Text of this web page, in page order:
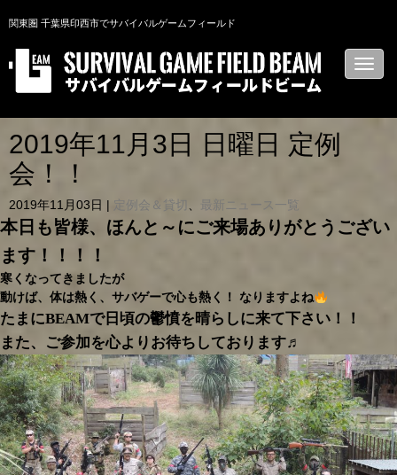
関東圏 千葉県印西市でサバイバルゲームフィールド
N
a
g
2019年11月3日 日曜日 定例
会！！
2019年11月03日 定例会＆貸切 、 最新ニュース一覧
本日も皆様、ほんと～にご来場ありがとうござい
ます！！！！
寒くなってきましたが
動けば、体は熱く、サバゲーで心も熱く！ なりますよね
たまにBEAMで日頃の鬱憤を晴らしに来て下さい！！
また、ご参加を心よりお待ちしております♬